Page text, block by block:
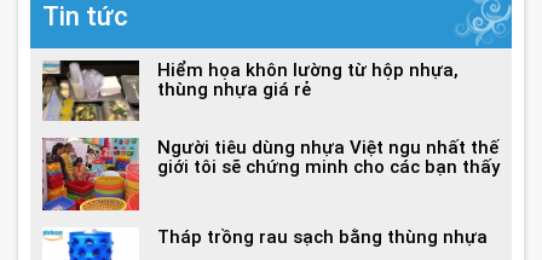
Tin tức
Hiểm họa khôn lường từ hộp nhựa,
thùng nhựa giá rẻ
Người tiêu dùng nhựa Việt ngu nhất thế
giới tôi sẽ chứng minh cho các bạn thấy
Tháp trồng rau sạch bằng thùng nhựa